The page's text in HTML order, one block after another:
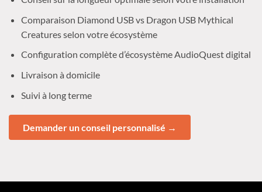
Comparaison Diamond USB vs Dragon USB Mythical
Creatures selon votre écosystème
Configuration complète d’écosystème AudioQuest digital
Livraison à domicile
Suivi à long terme
Demander un conseil personnalisé →